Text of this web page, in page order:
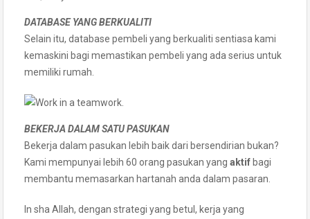
DATABASE YANG BERKUALITI
Selain itu, database pembeli yang berkualiti sentiasa kami
kemaskini bagi memastikan pembeli yang ada serius untuk
memiliki rumah.
BEKERJA DALAM SATU PASUKAN
Bekerja dalam pasukan lebih baik dari bersendirian bukan?
Kami mempunyai lebih 60 orang pasukan yang aktif bagi
membantu memasarkan hartanah anda dalam pasaran.
In sha Allah, dengan strategi yang betul, kerja yang